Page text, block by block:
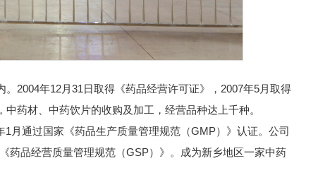
2004年12月31日取得《药品经营许可证》，2007年5月取得
药材、中药饮片的收购及加工，经营品种达上千种。
月通过国家《药品生产质量管理规范（GMP）》认证。公司
药品经营质量管理规范（GSP）》。成为新乡地区一家中药